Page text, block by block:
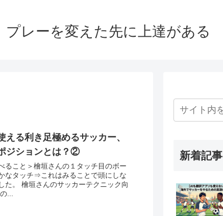
プレーを変えた先に上達がある
る利き足極めるサッカー、
ジションとは？②
ること＞檜垣さんの１タッチ目のボー
なタッチ⇒これはみることで頭にしな
た。 檜垣さんのサッカーテクニック向
...
新着記事